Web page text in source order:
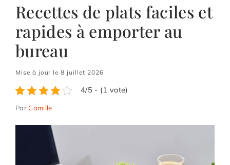
Recettes de plats faciles et
rapides à emporter au
bureau
Mise à jour le 8 juillet 2026
4/5 - (1 vote)
ParCamille